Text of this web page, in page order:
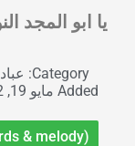
يا ابو المجد
Category:
Added مايو 19, 2022
& melody)